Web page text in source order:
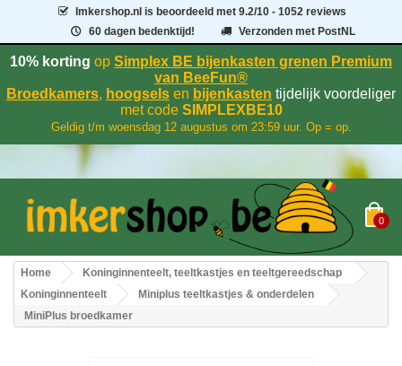
Imkershop.nl is beoordeeld met9.2/10 - 1052 reviews
60 dagen bedenktijd!
Verzonden met PostNL
10% korting op Simplex BE bijenkasten grenen Premium
van BeeFun®
Broedkamers, hoogsels en bijenkasten tijdelijk voordeliger
met codeSIMPLEXBE10
Geldig t/m woensdag 12 augustus om 23:59 uur. Op = op.
0
Home
Koninginnenteelt, teeltkastjes en teeltgereedschap
Koninginnenteelt
Miniplus teeltkastjes & onderdelen
MiniPlus broedkamer